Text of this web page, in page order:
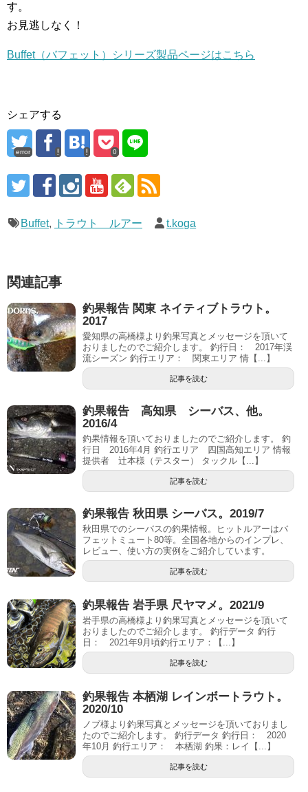
す。
お見逃しなく！
Buffet（バフェット）シリーズ製品ページはこちら
シェアする
error 0
Buffet, トラウト ルアー t.koga
関連記事
釣果報告 関東 ネイティブトラウト。
2017
愛知県の高橋様より釣果写真とメッセージを頂いて
おりましたのでご紹介します。 釣行日： 2017年渓
流シーズン 釣行エリア： 関東エリア 情【...】
記事を読む
釣果報告 高知県 シーバス、他。
2016/4
釣果情報を頂いておりましたのでご紹介します。 釣
行日 2016年4月 釣行エリア 四国高知エリア 情報
提供者 辻本様（テスター） タックル【...】
記事を読む
釣果報告 秋田県 シーバス。2019/7
秋田県でのシーバスの釣果情報。ヒットルアーはバ
フェットミュート80等。全国各地からのインプレ、
レビュー、使い方の実例をご紹介しています。
記事を読む
釣果報告 岩手県 尺ヤマメ。2021/9
岩手県の高橋様より釣果写真とメッセージを頂いて
おりましたのでご紹介します。 釣行データ 釣行
日： 2021年9月頃釣行エリア：【...】
記事を読む
釣果報告 本栖湖 レインボートラウト。
2020/10
ノブ様より釣果写真とメッセージを頂いておりまし
たのでご紹介します。 釣行データ 釣行日： 2020
年10月 釣行エリア： 本栖湖 釣果：レイ【...】
記事を読む